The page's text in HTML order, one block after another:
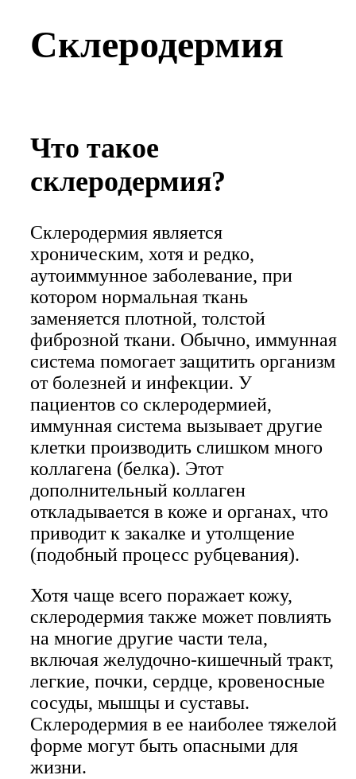
Склеродермия
Что такое
склеродермия?
Склеродермия является
хроническим, хотя и редко,
аутоиммунное заболевание, при
котором нормальная ткань
заменяется плотной, толстой
фиброзной ткани. Обычно, иммунная
система помогает защитить организм
от болезней и инфекции. У
пациентов со склеродермией,
иммунная система вызывает другие
клетки производить слишком много
коллагена (белка). Этот
дополнительный коллаген
откладывается в коже и органах, что
приводит к закалке и утолщение
(подобный процесс рубцевания).
Хотя чаще всего поражает кожу,
склеродермия также может повлиять
на многие другие части тела,
включая желудочно-кишечный тракт,
легкие, почки, сердце, кровеносные
сосуды, мышцы и суставы.
Склеродермия в ее наиболее тяжелой
форме могут быть опасными для
жизни.